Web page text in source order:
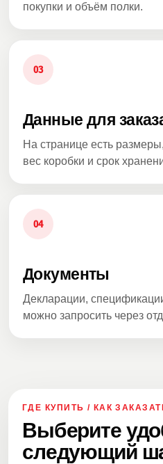
покупки и объём полки.
03
Данные для
На странице есть
вес коробки и срок
04
Документы
Декларации,
можно запросить через
ГДЕ КУПИТЬ / КАК
Выберите
следующий